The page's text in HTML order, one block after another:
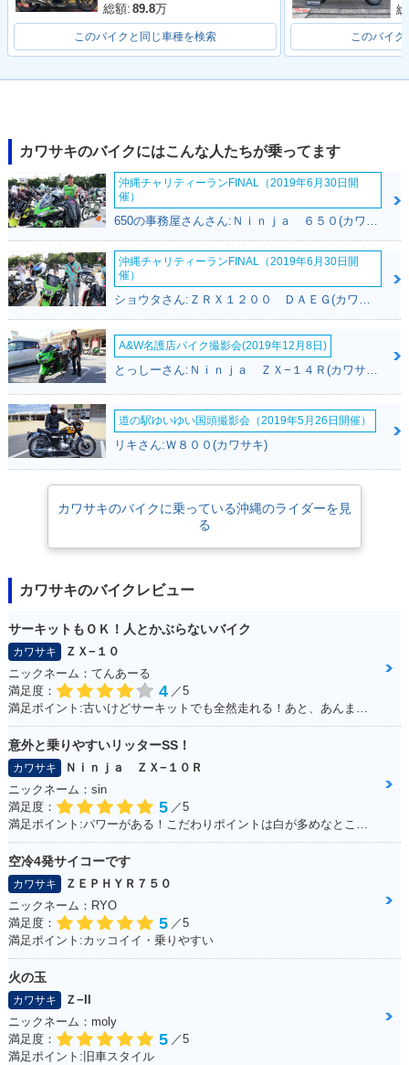
2003年 ZRX-Ⅱ・マ
2001年 ZRX-Ⅱ・マ
2000年 ZRX-Ⅱ・カ
ラーチェンジ
イナーチェンジ
ラーチェンジ
ラーチェンジ
総額: 89.8万
このバイクと同じ車種を検索 このバイク
カワサキのバイクにはこんな人たちが乗ってます
沖縄チャリティーランFINAL（2019年6月30日開
催）
沖縄チャリティーランFINAL（2019年6月30日開
催）
A&W名護店バイク撮影会(2019年12月8日)
道の駅ゆいゆい国頭撮影会（2019年5月26日開催）
リキさん:Ｗ８００(カワサキ)
カワサキのバイクに乗っている沖縄のライダーを見
る
カワサキのバイクレビュー
サーキットもＯＫ！人とかぶらないバイク
カワサキ
ＺＸ−１０
ニックネーム：てんあーる
満足度：
4 ／5
満足ポイント:古いけどサーキットでも全然走れる！あと、あんまり乗っている人が少ない。メーターが好き
意外と乗りやすいリッターSS！
カワサキ
Ｎｉｎｊａ ＺＸ−１０Ｒ
ニックネーム：sin
満足度：
5 ／5
満足ポイント:パワーがある！こだわりポイントは白が多めなところ！
空冷4発サイコーです
カワサキ
ＺＥＰＨＹＲ７５０
ニックネーム：RYO
満足度：
5 ／5
満足ポイント:カッコイイ・乗りやすい
火の玉
カワサキ
Ｚ−II
ニックネーム：moly
満足度：
5 ／5
満足ポイント:旧車スタイル